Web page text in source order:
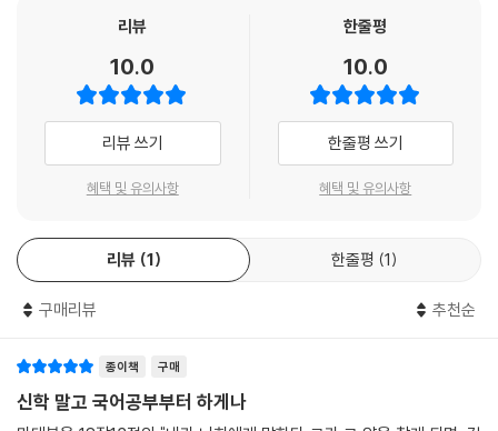
라'가 주제가 아니다
라'가 주제가 아니다
13. 마 7:13-14은 단순히 '좁은 문으로 들어가라'가 주제가 아니다
14. 마 8:5-13은 단순히 '백부장의 믿음'이 주제가 아니다
15. 마 8:23-27은 단순히 '예수님께서 풍랑을 이기심'이 주제가 아니다
16. 마 9:1-8은 단순히 '중풍병자를 고치심'이 주제가 아니다
18. 마 9:14-17은 단순히 '새 포도주는 새 틀에'가 주제가 아니다
19. 마 9:35-38은 단순히 '복음의 추수할 일꾼들을 보내 주소서'가 주제
20. 마 10:1-4은 단순히 '열두 제자의 선택'이 주제가 아니다
22. 마 11:1-19은 단순히 '천국은 침노하는 자가 차지한다'가 주제가 아니
다
23. 마 11:25-30은 단순히 '수고하고 무거운 짐 진 자들아 다 내게로 오
리뷰
10.0
리뷰 쓰기
혜택 및 유의사항
한줄평
10.0
한줄평 쓰기
혜택 및 유의사항
리뷰 1 한줄평 1
구매리뷰 추천순
종이책 구매
신학 말고 국어공부부터 하게나